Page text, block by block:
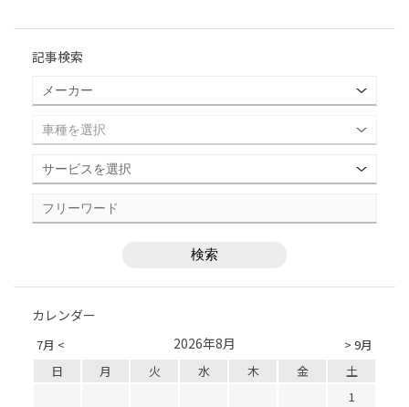
記事検索
カレンダー
7月 < > 9月
2026年8月
日 月 火 水 木 金
土
1